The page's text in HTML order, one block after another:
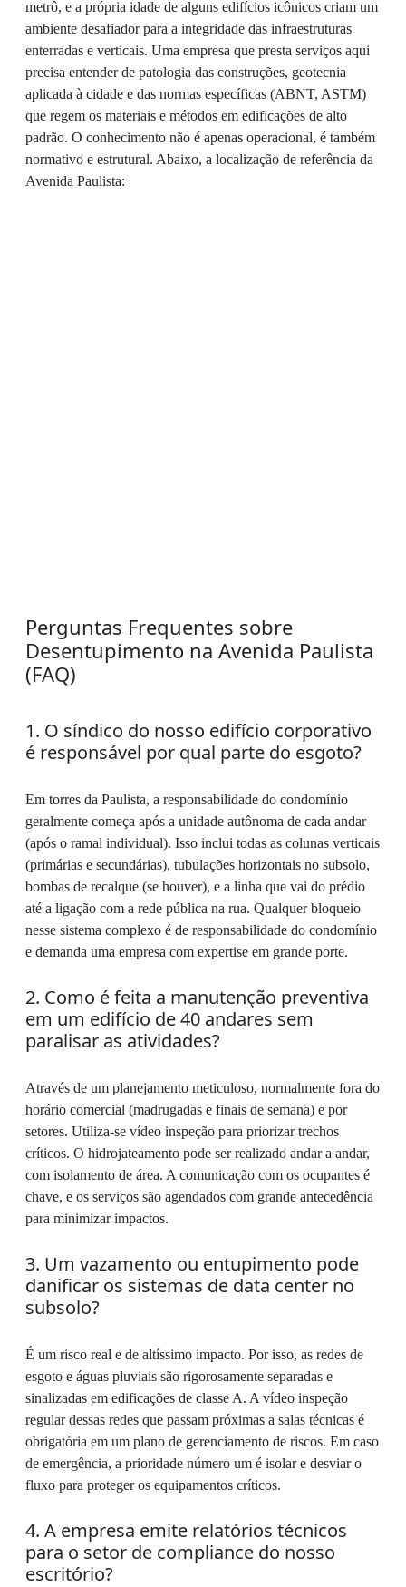
metrô, e a própria idade de alguns edifícios icônicos criam um
ambiente desafiador para a integridade das infraestruturas
enterradas e verticais. Uma empresa que presta serviços aqui
precisa entender de patologia das construções, geotecnia
aplicada à cidade e das normas específicas (ABNT, ASTM)
que regem os materiais e métodos em edificações de alto
padrão. O conhecimento não é apenas operacional, é também
normativo e estrutural. Abaixo, a localização de referência da
Avenida Paulista:
Perguntas Frequentes sobre
Desentupimento na Avenida Paulista
(FAQ)
1. O síndico do nosso edifício corporativo
é responsável por qual parte do esgoto?
Em torres da Paulista, a responsabilidade do condomínio
geralmente começa após a unidade autônoma de cada andar
(após o ramal individual). Isso inclui todas as colunas verticais
(primárias e secundárias), tubulações horizontais no subsolo,
bombas de recalque (se houver), e a linha que vai do prédio
até a ligação com a rede pública na rua. Qualquer bloqueio
nesse sistema complexo é de responsabilidade do condomínio
e demanda uma empresa com expertise em grande porte.
2. Como é feita a manutenção preventiva
em um edifício de 40 andares sem
paralisar as atividades?
Através de um planejamento meticuloso, normalmente fora do
horário comercial (madrugadas e finais de semana) e por
setores. Utiliza-se vídeo inspeção para priorizar trechos
críticos. O hidrojateamento pode ser realizado andar a andar,
com isolamento de área. A comunicação com os ocupantes é
chave, e os serviços são agendados com grande antecedência
para minimizar impactos.
3. Um vazamento ou entupimento pode
danificar os sistemas de data center no
subsolo?
É um risco real e de altíssimo impacto. Por isso, as redes de
esgoto e águas pluviais são rigorosamente separadas e
sinalizadas em edificações de classe A. A vídeo inspeção
regular dessas redes que passam próximas a salas técnicas é
obrigatória em um plano de gerenciamento de riscos. Em caso
de emergência, a prioridade número um é isolar e desviar o
fluxo para proteger os equipamentos críticos.
4. A empresa emite relatórios técnicos
para o setor de compliance do nosso
escritório?